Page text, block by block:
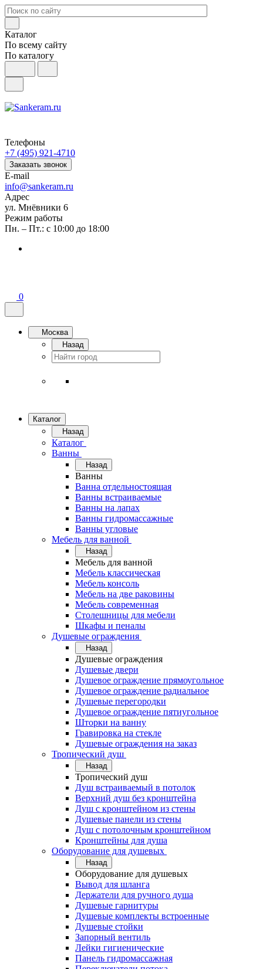
Каталог
По всему сайту
По каталогу
Телефоны
+7 (495) 921-4710
Заказать звонок
E-mail
info@sankeram.ru
Адрес
ул. Мнёвники 6
Режим работы
Пн. – Пт.: с 10:00 до 18:00
0
Москва
Назад
Каталог
Назад
Каталог
Ванны
Назад
Ванны
Ванна отдельностоящая
Ванны встраиваемые
Ванны на лапах
Ванны гидромассажные
Ванны угловые
Мебель для ванной
Назад
Мебель для ванной
Мебель классическая
Мебель консоль
Мебель на две раковины
Мебель современная
Столешницы для мебели
Шкафы и пеналы
Душевые ограждения
Назад
Душевые ограждения
Душевые двери
Душевое ограждение прямоугольное
Душевое ограждение радиальное
Душевые перегородки
Душевое ограждение пятиугольное
Шторки на ванну
Гравировка на стекле
Душевые ограждения на заказ
Тропический душ
Назад
Тропический душ
Душ встраиваемый в потолок
Верхний душ без кронштейна
Душ с кронштейном из стены
Душевые панели из стены
Душ с потолочным кронштейном
Кронштейны для душа
Оборудование для душевых
Назад
Оборудование для душевых
Вывод для шланга
Держатели для ручного душа
Душевые гарнитуры
Душевые комплекты встроенные
Душевые стойки
Запорный вентиль
Лейки гигиенические
Панель гидромассажная